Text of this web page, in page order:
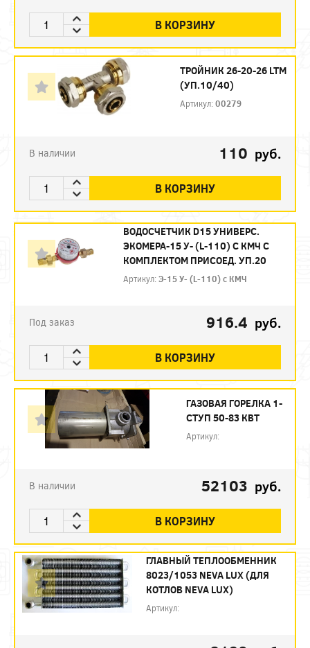
В КОРЗИНУ
ТРОЙНИК 26-20-26 LTM
(УП.10/40)
Артикул:00279
В наличии 110 руб.
В КОРЗИНУ
ВОДОСЧЕТЧИК D15 УНИВЕРС.
ЭКОМЕРА-15 У- (L-110) С КМЧ С
КОМПЛЕКТОМ ПРИСОЕД. УП.20
Артикул:Э-15 У- (L-110) с КМЧ
Под заказ 916.4 руб.
В КОРЗИНУ
ГАЗОВАЯ ГОРЕЛКА 1-
СТУП 50-83 КВТ
Артикул:
В наличии 52103 руб.
В КОРЗИНУ
ГЛАВНЫЙ ТЕПЛООБМЕННИК
8023/1053 NEVA LUX (ДЛЯ
КОТЛОВ NEVA LUX)
Артикул: